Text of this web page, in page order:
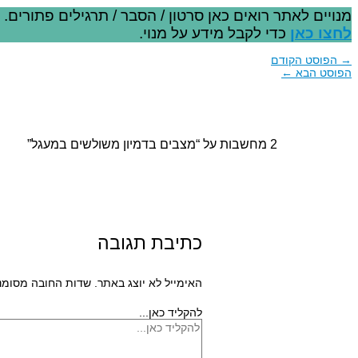
מנויים לאתר רואים כאן סרטון / הסבר / תרגילים פתורים.
לחצו כאן כדי לקבל מידע על מנוי.
→ הפוסט הקודם
הפוסט הבא ←
2 מחשבות על “מצבים בדמיון משולשים במעגל”
כתיבת תגובה
האימייל לא יוצג באתר. שדות החובה
להקליד כאן...